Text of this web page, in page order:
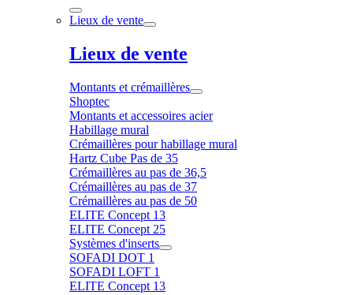
Lieux de vente
Lieux de vente
Montants et crémaillères
Shoptec
Montants et accessoires acier
Habillage mural
Crémaillères pour habillage mural
Hartz Cube Pas de 35
Crémaillères au pas de 36,5
Crémaillères au pas de 37
Crémaillères au pas de 50
ELITE Concept 13
ELITE Concept 25
Systèmes d'inserts
SOFADI DOT 1
SOFADI LOFT 1
ELITE Concept 13